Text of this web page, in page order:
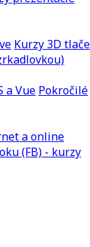
Kurzy 3D tlače
a Vue Pokročilé
a online
(FB) - kurzy